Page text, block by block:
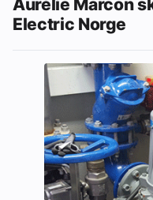
Electric Norge